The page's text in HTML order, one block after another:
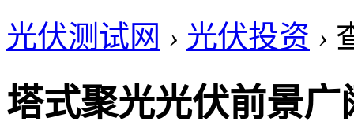
光伏测试网 › 光伏投资 ›
塔式聚光光伏前景